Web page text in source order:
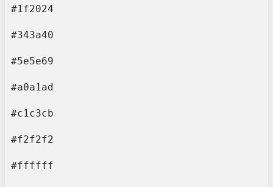
#1f2024
#343a40
#5e5e69
#a0a1ad
#c1c3cb
#f2f2f2
#ffffff